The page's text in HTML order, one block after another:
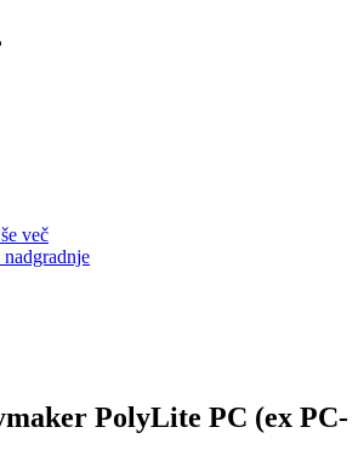
več
PolyLite PC (ex PC-